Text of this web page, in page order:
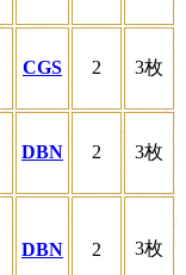
CGS 2 3枚
DBN 2 3枚
DBN 2 3枚